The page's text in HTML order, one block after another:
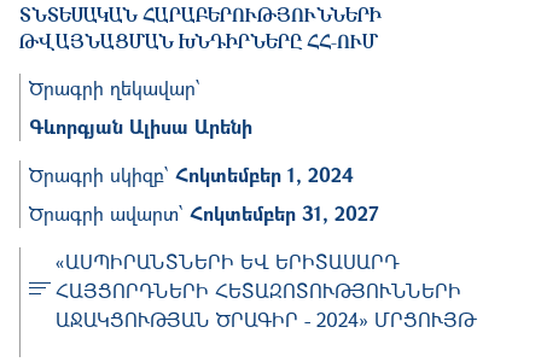
ՏՆՏԵՍԱԿԱՆ ՀԱՐԱԲԵՐՈՒԹՅՈՒՆՆԵՐԻ
ԹՎԱՅՆԱՑՄԱՆ ԽՆԴԻՐՆԵՐԸ ՀՀ-ՈՒՄ
Ծրագրի ղեկավար՝
Գևորգյան Ալիսա Արենի
Ծրագրի սկիզբ՝ Հոկտեմբեր 1, 2024
Ծրագրի ավարտ՝ Հոկտեմբեր 31, 2027
«ԱՍՊԻՐԱՆՏՆԵՐԻ ԵՎ ԵՐԻՏԱՍԱՐԴ
ՀԱՅՑՈՐԴՆԵՐԻ ՀԵՏԱԶՈՏՈՒԹՅՈՒՆՆԵՐԻ
ԱՋԱԿՑՈՒԹՅԱՆ ԾՐԱԳԻՐ - 2024» ՄՐՑՈՒՅԹ